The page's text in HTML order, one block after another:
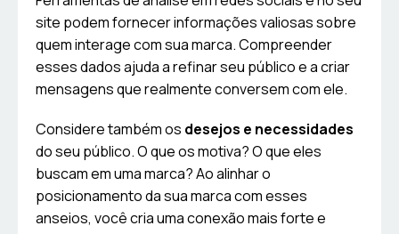
site podem fornecer informações valiosas sobre
quem interage com sua marca. Compreender
esses dados ajuda a refinar seu público e a criar
mensagens que realmente conversem com ele.
Considere também os desejos e necessidades
do seu público. O que os motiva? O que eles
buscam em uma marca? Ao alinhar o
posicionamento da sua marca com esses
anseios, você cria uma conexão mais forte e